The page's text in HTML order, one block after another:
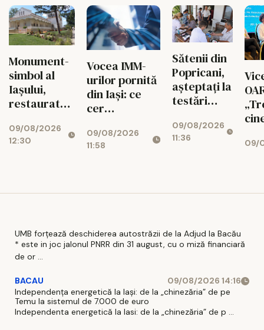
Monument-
simbol al
Iaşului,
restaurat
mai amplă
intervenţie
09/08/2026
12:30
Vocea IMM-
urilor pornită
din Iași: ce
cer
de la noul
buget UE
09/08/2026
11:58
Sătenii din
Popricani,
așteptați la
testări
gratuite
09/08/2026
11:36
09/
UMB forțează deschiderea autostrăzii de la Adjud la Bacău
* este in joc jalonul PNRR din 31 august, cu o miză financiară
de or ...
BACAU
09/08/2026 14:16
Independența energetică la Iași: de la „chinezăria” de pe
Temu la sistemul de 7.000 de euro
Independenta energetică la Iasi: de la „chinezăria” de p ...